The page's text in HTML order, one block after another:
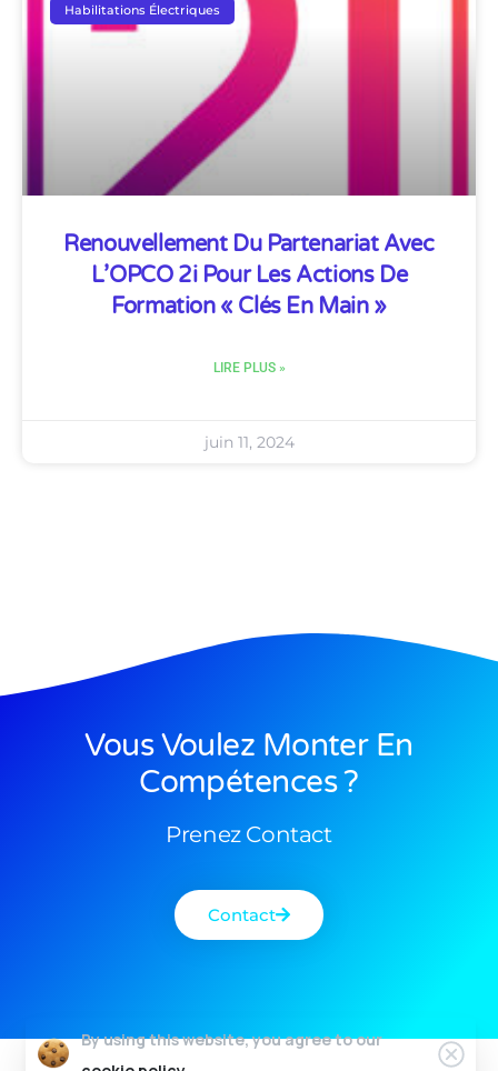
Habilitations Électriques
Renouvellement Du Partenariat Avec
L’OPCO 2i Pour Les Actions De
Formation « Clés En Main »
LIRE PLUS »
juin 11, 2024
Vous Voulez Monter En
Compétences ?
Prenez Contact
Contact
By using this website, you agree to our